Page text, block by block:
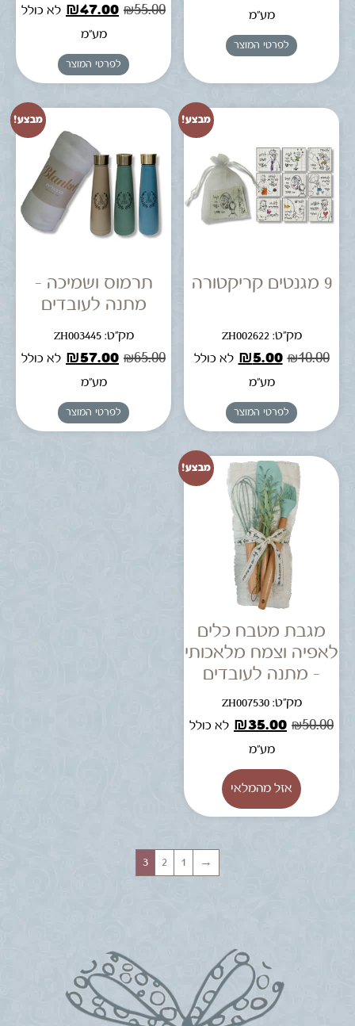
מע"מ
לפרטי המוצר
₪55.00
₪47.00
לא כולל
מע"מ
לפרטי המוצר
מבצע!
9 מגנטים קריקטורה
מק"ט: ZH002622
₪10.00
₪5.00
לא כולל
מע"מ
לפרטי המוצר
מבצע!
תרמוס ושמיכה –
מתנה לעובדים
מק"ט: ZH003445
₪65.00
₪57.00
לא כולל
מע"מ
לפרטי המוצר
מבצע!
מגבת מטבח כלים
לאפיה וצמח מלאכותי
– מתנה לעובדים
מק"ט: ZH007530
₪50.00
₪35.00
לא כולל
מע"מ
→
1
2
3